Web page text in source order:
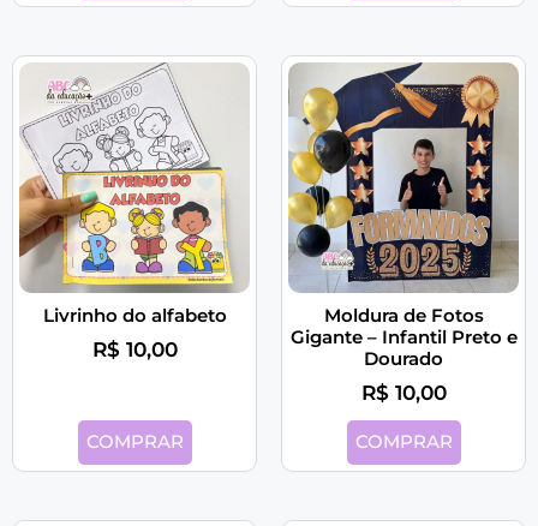
Livrinho do alfabeto
R$ 10,00
COMPRAR
Moldura de Fotos
Gigante – Infantil Preto e
Dourado
R$ 10,00
COMPRAR